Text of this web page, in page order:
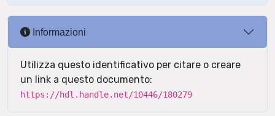
Informazioni
Utilizza questo identificativo per citare o creare
un link a questo documento:
https://hdl.handle.net/10446/180279